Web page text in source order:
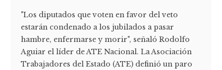
"Los diputados que voten en favor del veto
estarán condenado a los jubilados a pasar
hambre, enfermarse y morir", señaló Rodolfo
Aguiar el líder de ATE Nacional. La Asociación
Trabajadores del Estado (ATE) definió un paro